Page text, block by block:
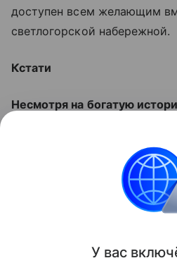
доступен всем желающим
светлогорской набережной.
Кстати
Несмотря на богатую
реестр объектов
Российской Федерации
года. Это один из немногих
памятников советского
У вас включ